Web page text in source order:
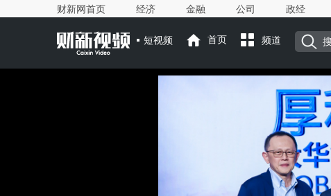
财新网首页 经济 金融 公司 政经
短视频 首页 频道